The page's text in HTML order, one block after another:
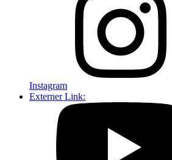
Instagram
Externer Link: